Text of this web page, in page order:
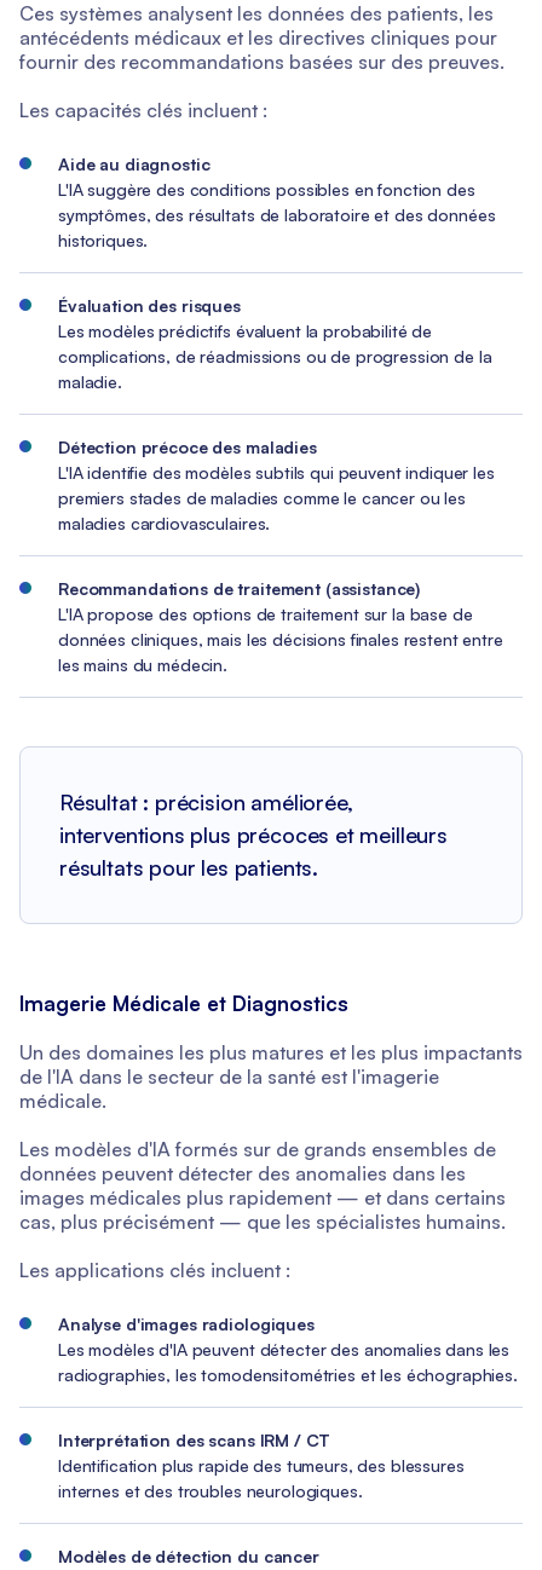
Ces systèmes analysent les données des patients, les
antécédents médicaux et les directives cliniques pour
fournir des recommandations basées sur des preuves.
Les capacités clés incluent :
Aide au diagnostic
L'IA suggère des conditions possibles en fonction des
symptômes, des résultats de laboratoire et des données
historiques.
Évaluation des risques
Les modèles prédictifs évaluent la probabilité de
complications, de réadmissions ou de progression de la
maladie.
Détection précoce des maladies
L'IA identifie des modèles subtils qui peuvent indiquer les
premiers stades de maladies comme le cancer ou les
maladies cardiovasculaires.
Recommandations de traitement (assistance)
L'IA propose des options de traitement sur la base de
données cliniques, mais les décisions finales restent entre
les mains du médecin.
Résultat : précision améliorée,
interventions plus précoces et meilleurs
résultats pour les patients.
Imagerie Médicale et Diagnostics
Un des domaines les plus matures et les plus impactants
de l'IA dans le secteur de la santé est l'imagerie
médicale.
Les modèles d'IA formés sur de grands ensembles de
données peuvent détecter des anomalies dans les
images médicales plus rapidement — et dans certains
cas, plus précisément — que les spécialistes humains.
Les applications clés incluent :
Analyse d'images radiologiques
Les modèles d'IA peuvent détecter des anomalies dans les
radiographies, les tomodensitométries et les échographies.
Interprétation des scans IRM / CT
Identification plus rapide des tumeurs, des blessures
internes et des troubles neurologiques.
Modèles de détection du cancer